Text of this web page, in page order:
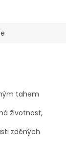
tahem
životnost,
zděných